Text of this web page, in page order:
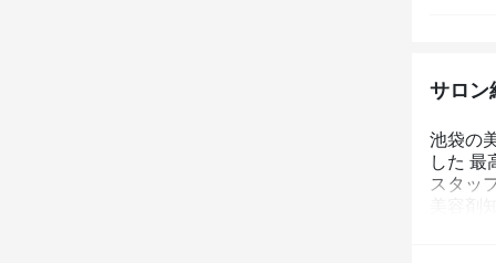
サロン
池袋の
した 最
スタッ